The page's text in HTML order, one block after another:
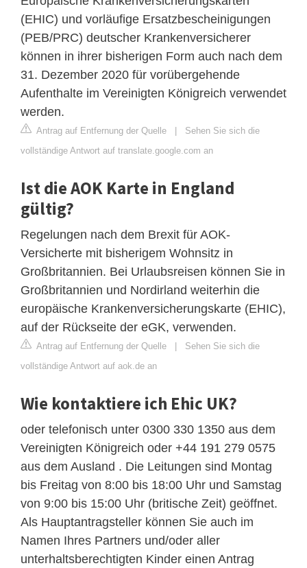
(EHIC) und vorläufige Ersatzbescheinigungen
(PEB/PRC) deutscher Krankenversicherer
können in ihrer bisherigen Form auch nach dem
31. Dezember 2020 für vorübergehende
Aufenthalte im Vereinigten Königreich verwendet
werden.
Antrag auf Entfernung der Quelle | Sehen Sie sich die
vollständige Antwort auf translate.google.com an
Ist die AOK Karte in England
gültig?
Regelungen nach dem Brexit für AOK-
Versicherte mit bisherigem Wohnsitz in
Großbritannien. Bei Urlaubsreisen können Sie in
Großbritannien und Nordirland weiterhin die
europäische Krankenversicherungskarte (EHIC),
auf der Rückseite der eGK, verwenden.
Antrag auf Entfernung der Quelle | Sehen Sie sich die
vollständige Antwort auf aok.de an
Wie kontaktiere ich Ehic UK?
oder telefonisch unter 0300 330 1350 aus dem
Vereinigten Königreich oder +44 191 279 0575
aus dem Ausland . Die Leitungen sind Montag
bis Freitag von 8:00 bis 18:00 Uhr und Samstag
von 9:00 bis 15:00 Uhr (britische Zeit) geöffnet.
Als Hauptantragsteller können Sie auch im
Namen Ihres Partners und/oder aller
unterhaltsberechtigten Kinder einen Antrag